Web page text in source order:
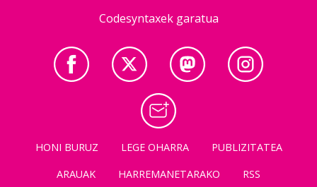
Codesyntaxek garatua
HONI BURUZ LEGE OHARRA
PUBLIZITATEA
ARAUAK
HARREMANETARAKO RSS